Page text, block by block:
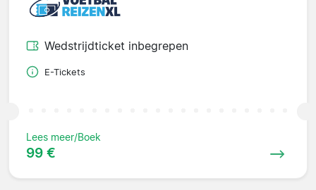
Wedstrijdticket inbegrepen
E-Tickets
Lees meer/Boek
99 €